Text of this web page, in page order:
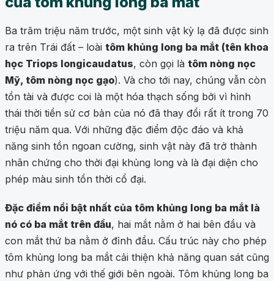
Ba trăm triệu năm trước, một sinh vật kỳ lạ đã được sinh
ra trên Trái đất – loài tôm khủng long ba mắt (tên khoa
học Triops longicaudatus, còn gọi là tôm nòng nọc
Mỹ, tôm nòng nọc gạo). Và cho tới nay, chúng vẫn còn
tồn tài và được coi là một hóa thạch sống bởi vì hình
thái thời tiền sử cơ bản của nó đã thay đổi rất ít trong 70
triệu năm qua. Với những đặc điểm độc đáo và khả
năng sinh tồn ngoan cường, sinh vật này đã trở thành
nhân chứng cho thời đại khủng long và là đại diện cho
phép màu sinh tồn thời cổ đại.
Đặc điểm nổi bật nhất của tôm khủng long ba mắt là
nó có ba mắt trên đầu, hai mắt nằm ở hai bên đầu và
con mắt thứ ba nằm ở đỉnh đầu. Cấu trúc này cho phép
tôm khủng long ba mắt cải thiện khả năng quan sát cũng
như phản ứng với thế giới bên ngoài. Tôm khủng long ba